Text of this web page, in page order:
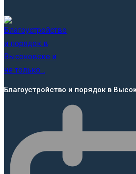
Благоустройство и порядок в